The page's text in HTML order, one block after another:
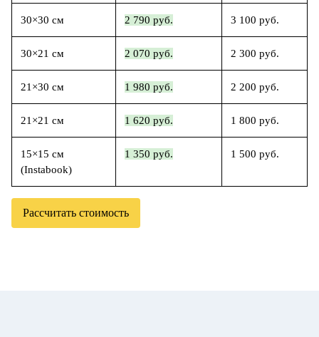
30×30 см 2 790 руб. 3 100 руб.
30×21 см 2 070 руб. 2 300 руб.
21×30 см 1 980 руб. 2 200 руб.
21×21 см 1 620 руб. 1 800 руб.
15×15 см
(Instabook)
1 350 руб. 1 500 руб.
Рассчитать стоимость